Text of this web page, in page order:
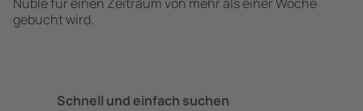
gebucht wird.
Schnell und einfach suchen